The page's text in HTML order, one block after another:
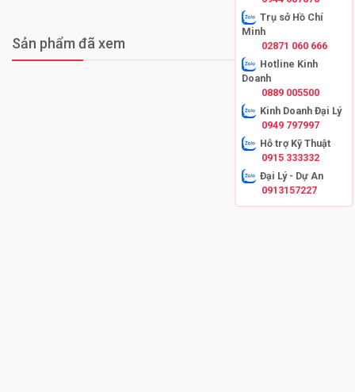
Trụ sở Hồ Chí
Minh
02871 060 666
Hotline Kinh
Doanh
0889 005500
Kinh Doanh Đại Lý
0949 797997
Hỗ trợ Kỹ Thuật
0915 333332
Đại Lý - Dự An
0913157227
Sản phẩm đã xem